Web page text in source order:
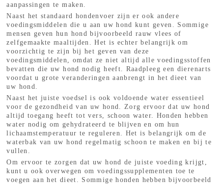
aanpassingen te maken.
Naast het standaard hondenvoer zijn er ook andere
voedingsmiddelen die u aan uw hond kunt geven. Sommige
mensen geven hun hond bijvoorbeeld rauw vlees of
zelfgemaakte maaltijden. Het is echter belangrijk om
voorzichtig te zijn bij het geven van deze
voedingsmiddelen, omdat ze niet altijd alle voedingsstoffen
bevatten die uw hond nodig heeft. Raadpleeg een dierenarts
voordat u grote veranderingen aanbrengt in het dieet van
uw hond.
Naast het juiste voedsel is ook voldoende water essentieel
voor de gezondheid van uw hond. Zorg ervoor dat uw hond
altijd toegang heeft tot vers, schoon water. Honden hebben
water nodig om gehydrateerd te blijven en om hun
lichaamstemperatuur te reguleren. Het is belangrijk om de
waterbak van uw hond regelmatig schoon te maken en bij te
vullen.
Om ervoor te zorgen dat uw hond de juiste voeding krijgt,
kunt u ook overwegen om voedingssupplementen toe te
voegen aan het dieet. Sommige honden hebben bijvoorbeeld